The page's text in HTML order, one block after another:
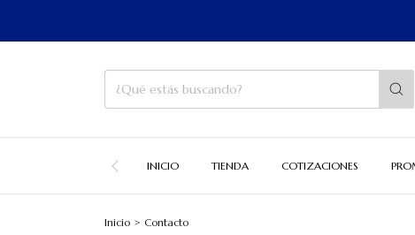
-
INICIO TIENDA COTIZACIONES
Inicio > Contacto